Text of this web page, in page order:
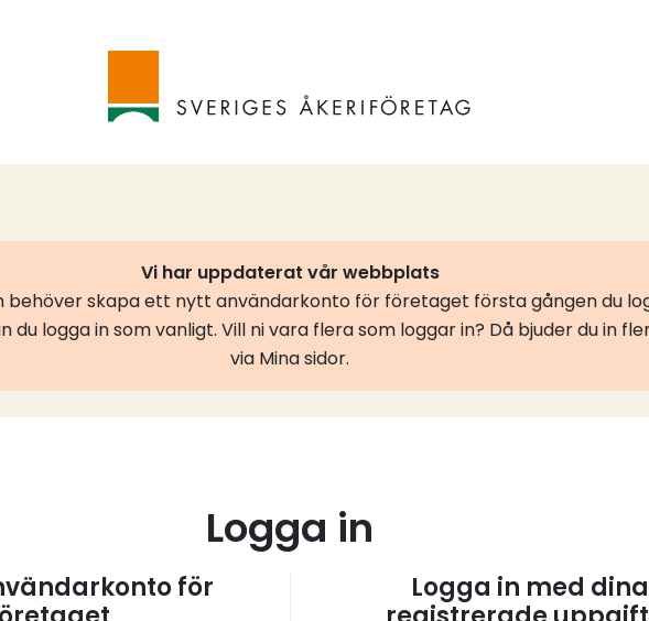
Vi har uppdaterat vår webbplats
behöver skapa ett nytt användarkonto för företaget första gången du
du logga in som vanligt. Vill ni vara flera som loggar in? Då bjuder du in
via Mina sidor.
Logga in
för
Logga in med dina